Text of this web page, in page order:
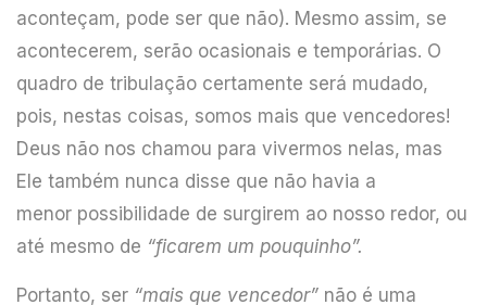
aconteçam, pode ser que não). Mesmo assim, se
acontecerem, serão ocasionais e temporárias. O
quadro de tribulação certamente será mudado,
pois, nestas coisas, somos mais que vencedores!
Deus não nos chamou para vivermos nelas, mas
Ele também nunca disse que não havia a
menor possibilidade de surgirem ao nosso redor, ou
até mesmo de “ficarem um pouquinho”.
Portanto, ser “mais que vencedor” não é uma